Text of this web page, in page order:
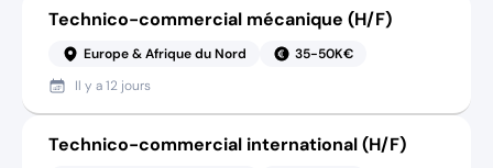
Technico-commercial mécanique (H/F)
Europe & Afrique du Nord
35-50K€
Il y a12 jours
Technico-commercial international (H/F)